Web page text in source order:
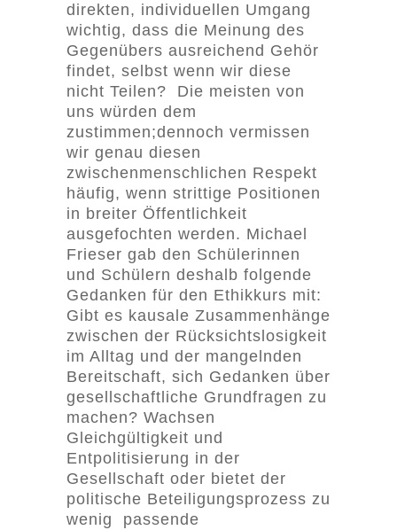
direkten, individuellen Umgang
wichtig, dass die Meinung des
Gegenübers ausreichend Gehör
findet, selbst wenn wir diese
nicht Teilen? Die meisten von
uns würden dem
zustimmen;dennoch vermissen
wir genau diesen
zwischenmenschlichen Respekt
häufig, wenn strittige Positionen
in breiter Öffentlichkeit
ausgefochten werden. Michael
Frieser gab den Schülerinnen
und Schülern deshalb folgende
Gedanken für den Ethikkurs mit:
Gibt es kausale Zusammenhänge
zwischen der Rücksichtslosigkeit
im Alltag und der mangelnden
Bereitschaft, sich Gedanken über
gesellschaftliche Grundfragen zu
machen? Wachsen
Gleichgültigkeit und
Entpolitisierung in der
Gesellschaft oder bietet der
politische Beteiligungsprozess zu
wenig passende